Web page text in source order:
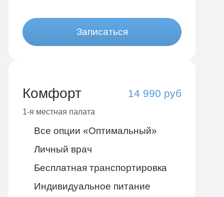
Записаться
Комфорт 14 990 руб
1-я местная палата
Все опции «Оптимальный»
Личный врач
Бесплатная транспортировка
Индивидуальное питание